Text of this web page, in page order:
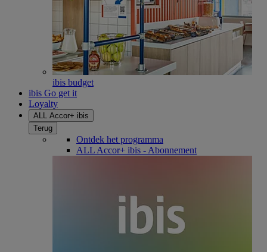
ibis budget
ibis Go get it
Loyalty
ALL Accor+ ibis
Terug
Ontdek het programma
ALL Accor+ ibis - Abonnement